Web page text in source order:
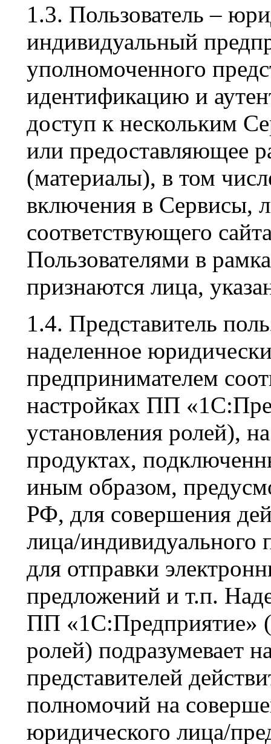
1.3. Пользователь –
индивидуальный
уполномоченного
идентификацию и
доступ к нескольким
или предоставляющее
(материалы), в том
включения в Сервисы,
соответствующего
Пользователями в
признаются лица,
1.4. Представитель
наделенное
предпринимателем
настройках ПП
установления ролей),
продуктах,
иным образом,
РФ, для совершения
лица/индивидуального
для отправки
предложений и т.п.
ПП «1С:Предприятие»
ролей) подразумевает
представителей
полномочий на
юридического лица/